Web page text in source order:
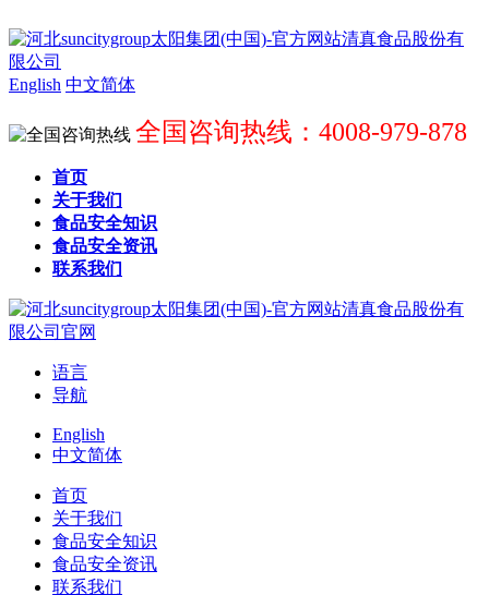
English 中文简体
全国咨询热线：4008-979-878
首页
关于我们
食品安全知识
食品安全资讯
联系我们
语言
导航
English
中文简体
首页
关于我们
食品安全知识
食品安全资讯
联系我们